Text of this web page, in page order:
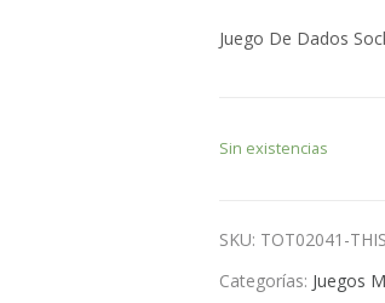
Juego De Dados
Sin existencias
SKU: TOT02041-
Categorías: Juegos